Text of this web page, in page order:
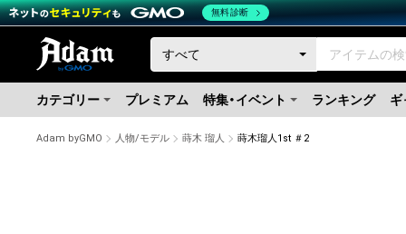
カテゴリー プレミアム 特集・イベント ランキング ギ
Adam byGMO 人物/モデル 蒔木 瑠人 蒔木瑠人1st ＃2
無料診断